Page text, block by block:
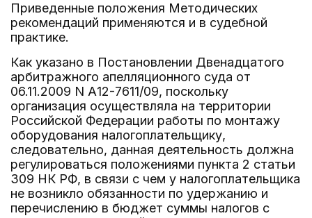
Приведенные положения Методических
рекомендаций применяются и в судебной
практике.
Как указано в Постановлении Двенадцатого
арбитражного апелляционного суда от
06.11.2009 N А12-7611/09, поскольку
организация осуществляла на территории
Российской Федерации работы по монтажу
оборудования налогоплательщику,
следовательно, данная деятельность должна
регулироваться положениями пункта 2 статьи
309 НК РФ, в связи с чем у налогоплательщика
не возникло обязанности по удержанию и
перечислению в бюджет суммы налогов с